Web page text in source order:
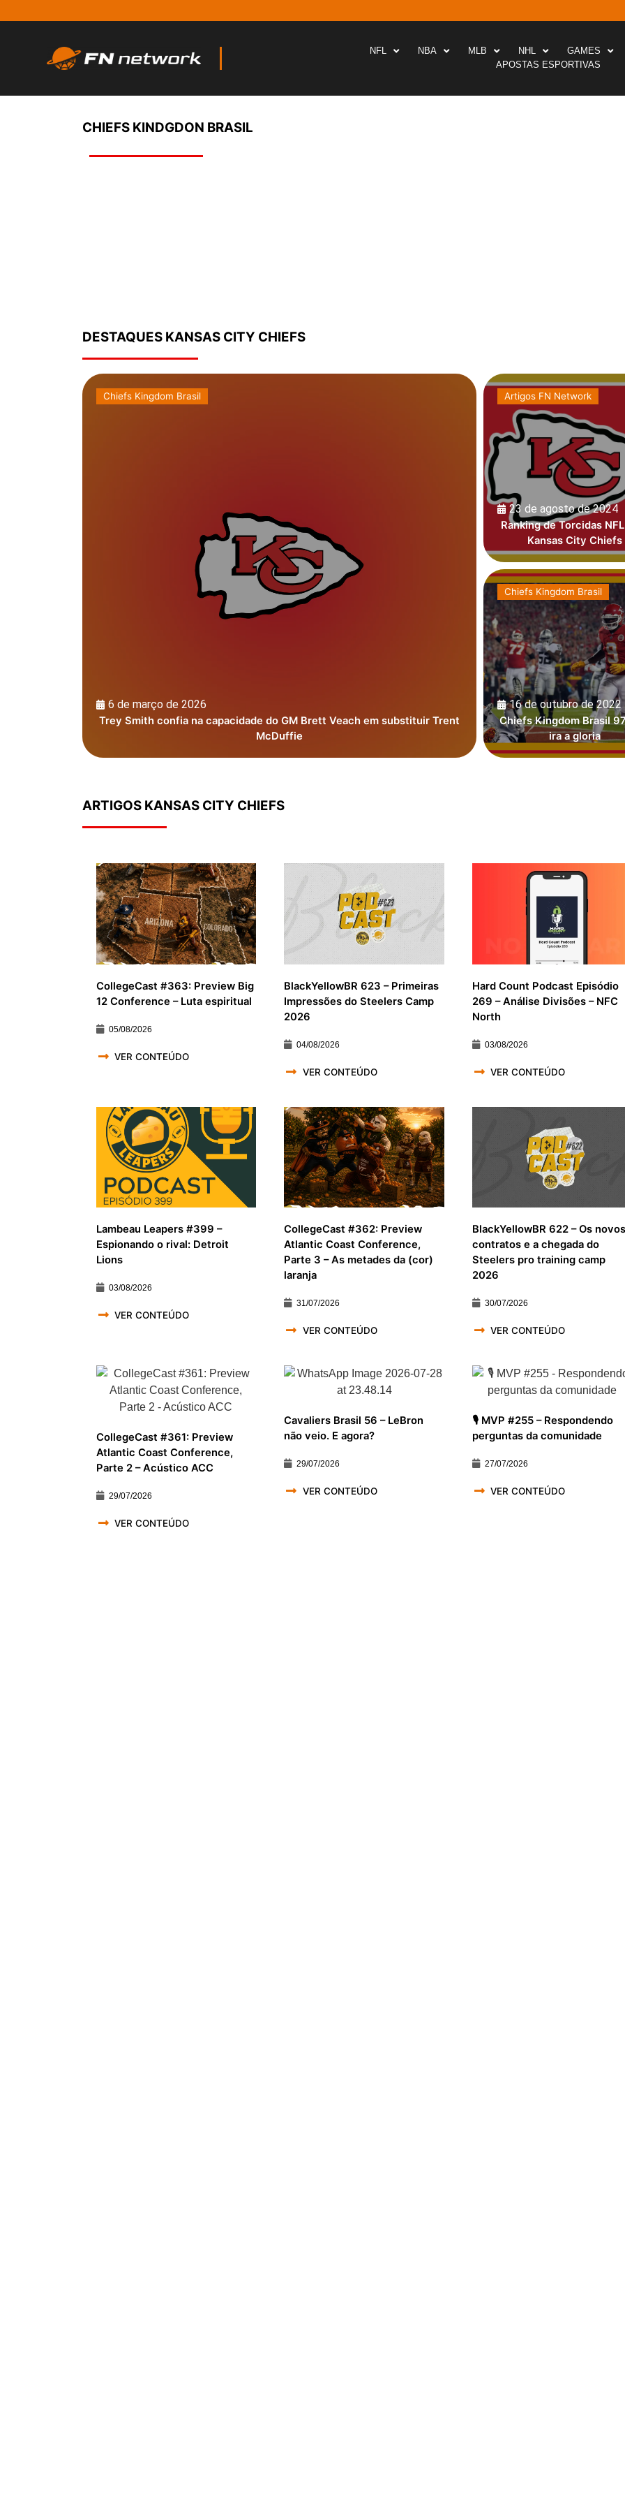
NFL NBA MLB NHL
GAMES
APOSTAS ESPORTIVAS
CHIEFS KINDGDON BRASIL
DESTAQUES KANSAS CITY CHIEFS
Chiefs Kingdom Brasil
6 de março de 2026
Trey Smith confia na capacidade do GM Brett Veach em substituir Trent
McDuffie
Artigos FN Network
23 de agosto de 2024
Ranking de Torcidas
Kansas City Chiefs
Chiefs Kingdom Brasil
16 de outubro de 2022
Chiefs Kingdom Brasil
ira a gloria
ARTIGOS KANSAS CITY CHIEFS
CollegeCast #363: Preview Big
12 Conference – Luta espiritual
05/08/2026
VER CONTEÚDO
BlackYellowBR 623 – Primeiras
Impressões do Steelers Camp
2026
04/08/2026
VER CONTEÚDO
Hard Count Podcast Episódio
269 – Análise Divisões – NFC
North
03/08/2026
VER CONTEÚDO
Lambeau Leapers #399 –
Espionando o rival: Detroit
Lions
03/08/2026
VER CONTEÚDO
CollegeCast #362: Preview
Atlantic Coast Conference,
Parte 3 – As metades da (cor)
laranja
31/07/2026
VER CONTEÚDO
BlackYellowBR 622 – Os novos
contratos e a chegada do
Steelers pro training camp
2026
30/07/2026
VER CONTEÚDO
CollegeCast #361: Preview
Atlantic Coast Conference,
Parte 2 – Acústico ACC
29/07/2026
VER CONTEÚDO
Cavaliers Brasil 56 – LeBron
não veio. E agora?
29/07/2026
VER CONTEÚDO
🎙️ MVP #255 – Respondendo
perguntas da comunidade
27/07/2026
VER CONTEÚDO